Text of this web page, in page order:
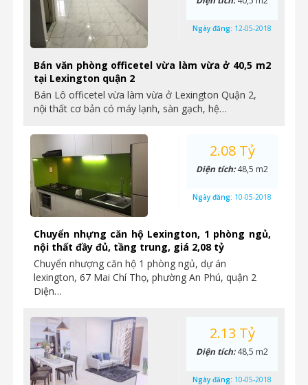
Bán văn phòng officetel vừa làm vừa ở 40,5 m2
tại Lexington quận 2
Bán Lô officetel vừa làm vừa ở Lexington Quận 2,
nội thất cơ bản có máy lạnh, sàn gạch, hệ…
Ngày đăng: 12-05-2018
Chuyển nhựng căn hộ Lexington, 1 phòng ngủ,
nội thất đầy đủ, tầng trung, giá 2,08 tỷ
Chuyển nhượng căn hộ 1 phòng ngủ, dự án
lexington, 67 Mai Chí Thọ, phường An Phú, quận 2
Diện…
2.08 Tỷ
Diện tích:48,5 m2
Ngày đăng: 10-05-2018
2.13 Tỷ
Diện tích:48,5 m2
Ngày đăng: 10-05-2018